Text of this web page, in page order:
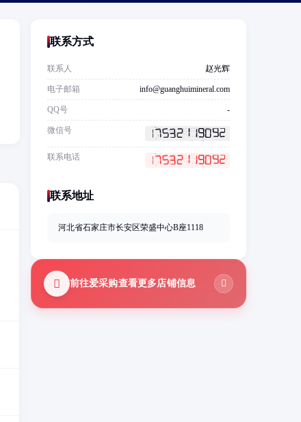
联系方式
联系人 赵光辉
电子邮箱 info@guanghuimineral.com
QQ号 -
微信号
联系电话
联系地址
河北省石家庄市长安区荣盛中心B座1118
前往爱采购查看更多店铺信息